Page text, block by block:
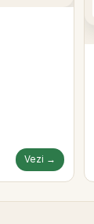
Vezi →